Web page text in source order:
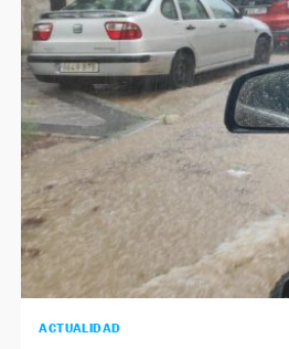
ACTUALIDAD